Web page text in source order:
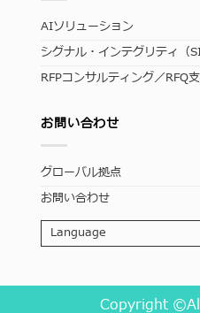
AIソリューション
シグナル・インテグリティ
RFPコンサルティング／RFQ
お問い合わせ
グローバル拠点
お問い合わせ
Language
Copyright